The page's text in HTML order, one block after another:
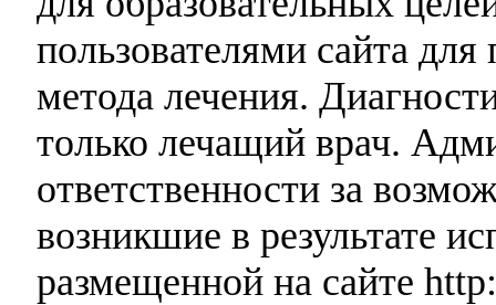
пользователями сайта
метода лечения.
только лечащий врач.
ответственности за
возникшие в результате
размещенной на сайте